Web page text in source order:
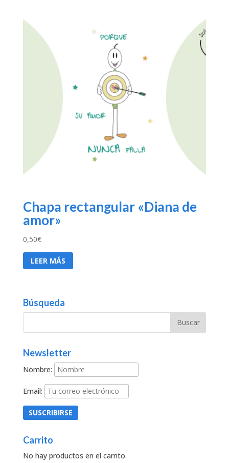
Chapa rectangular «Diana de
amor»
0,50€
LEER MÁS
Búsqueda
Newsletter
Nombre:
Email:
Carrito
No hay productos en el carrito.